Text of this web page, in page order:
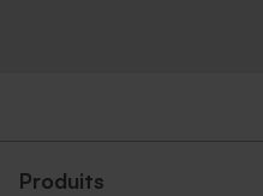
Produits